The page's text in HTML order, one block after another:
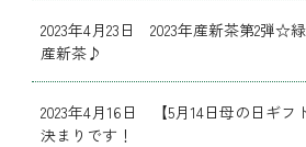
2023年4月23日 2023年産新茶第2弾☆
産新茶♪
2023年4月16日 【5月14日母の日ギフ
決まりです！